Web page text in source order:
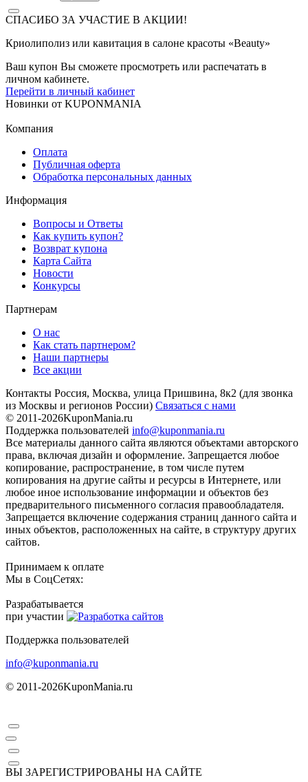
СПАСИБО ЗА УЧАСТИЕ В АКЦИИ!
Криолиполиз или кавитация в салоне красоты «Beauty»
Ваш купон Вы сможете просмотреть или распечатать в
личном кабинете.
Перейти в личный кабинет
Новинки от KUPONMANIA
Компания
Оплата
Публичная оферта
Обработка персональных данных
Информация
Вопросы и Ответы
Как купить купон?
Возврат купона
Карта Сайта
Новости
Конкурсы
Партнерам
О нас
Как стать партнером?
Наши партнеры
Все акции
Контакты Россия, Москва, улица Пришвина, 8к2 (для звонка
из Москвы и регионов России) Связаться с нами
© 2011-2026KuponMania.ru
Поддержка пользователей info@kuponmania.ru
Все материалы данного сайта являются объектами авторского
права, включая дизайн и оформление. Запрещается любое
копирование, распространение, в том числе путем
копирования на другие сайты и ресурсы в Интернете, или
любое иное использование информации и объектов без
предварительного письменного согласия правообладателя.
Запрещается включение содержания страниц данного сайта и
иных объектов, расположенных на сайте, в структуру других
сайтов.
Принимаем к оплате
Мы в СоцСетях:
Разрабатывается
при участии
Поддержка пользователей
info@kuponmania.ru
© 2011-2026KuponMania.ru
ВЫ ЗАРЕГИСТРИРОВАНЫ НА САЙТЕ